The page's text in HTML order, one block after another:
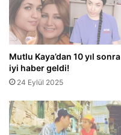
Mutlu Kaya’dan 10 yıl sonra
iyi haber geldi!
24 Eylül 2025